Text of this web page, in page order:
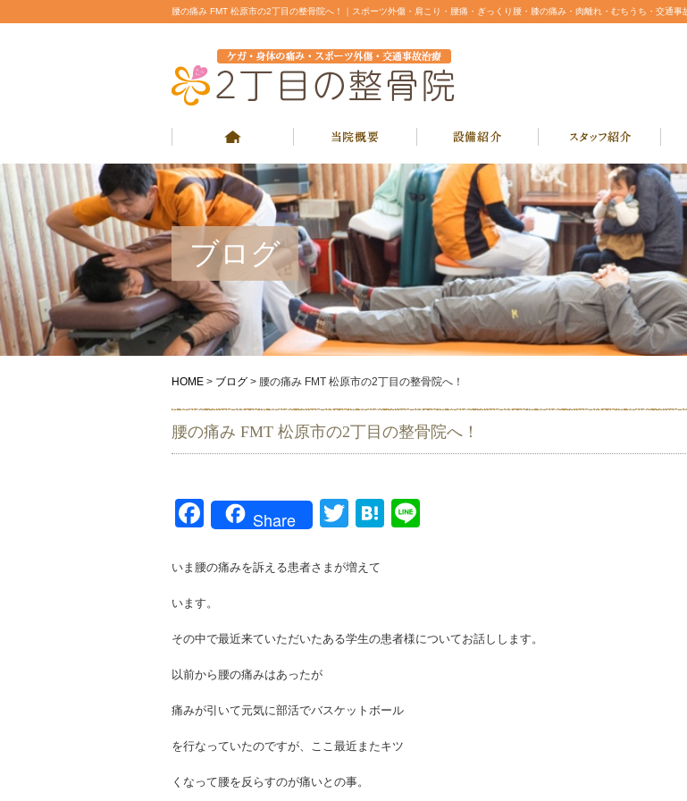
腰の痛み FMT 松原市の2丁目の整骨院へ！｜スポーツ外傷・肩こり・腰痛・ぎっくり腰・膝の痛み・肉離れ・むちうち・交通
ブログ
HOME > ブログ > 腰の痛み FMT 松原市の2丁目の整骨院へ！
腰の痛み FMT 松原市の2丁目の整骨院へ！
Facebook
Share TwitterHatena
いま腰の痛みを訴える患者さまが増えて
います。
その中で最近来ていただいたある学生の患者様についてお話しします。
以前から腰の痛みはあったが
痛みが引いて元気に部活でバスケットボール
を行なっていたのですが、ここ最近またキツ
くなって腰を反らすのが痛いとの事。